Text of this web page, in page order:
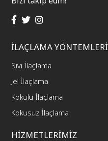
İLAÇLAMA YÖNTEMLERİ
Sıvı İlaçlama
Jel İlaçlama
Kokulu İlaçlama
Kokusuz İlaçlama
HİZMETLERİMİZ